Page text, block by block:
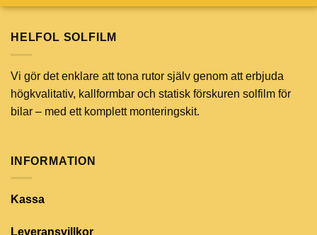
HELFOL SOLFILM
Vi gör det enklare att tona rutor själv genom att erbjuda
högkvalitativ, kallformbar och statisk förskuren solfilm för
bilar – med ett komplett monteringskit.
INFORMATION
Kassa
Leveransvillkor